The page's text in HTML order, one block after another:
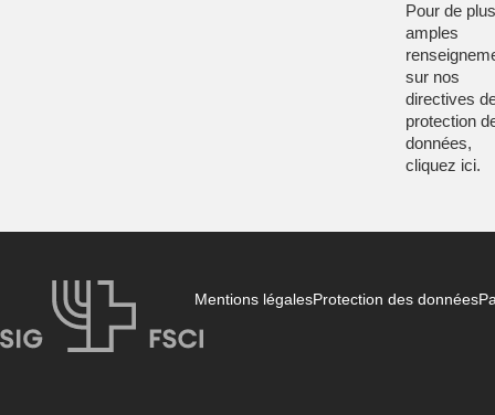
Pour de plus
amples
sur nos
directives
protection
données,
cliquez ici.
Mentions légalesProtection des données